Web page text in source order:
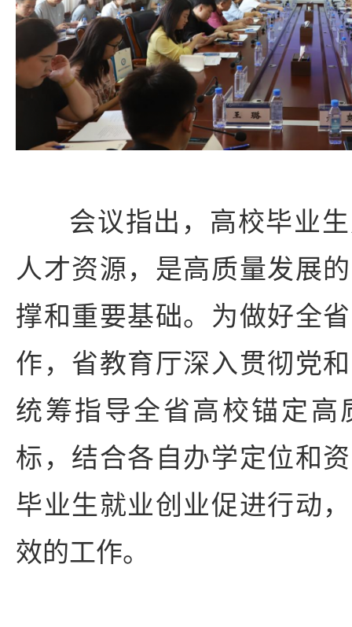
会议指出，高校毕业
人才资源，是高质量发展
撑和重要基础。为做好全
作，省教育厅深入贯彻党
统筹指导全省高校锚定高
标，结合各自办学定位和
毕业生就业创业促进行动
效的工作。